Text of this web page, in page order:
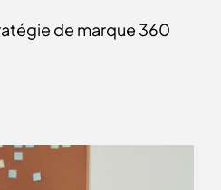
de marque 360